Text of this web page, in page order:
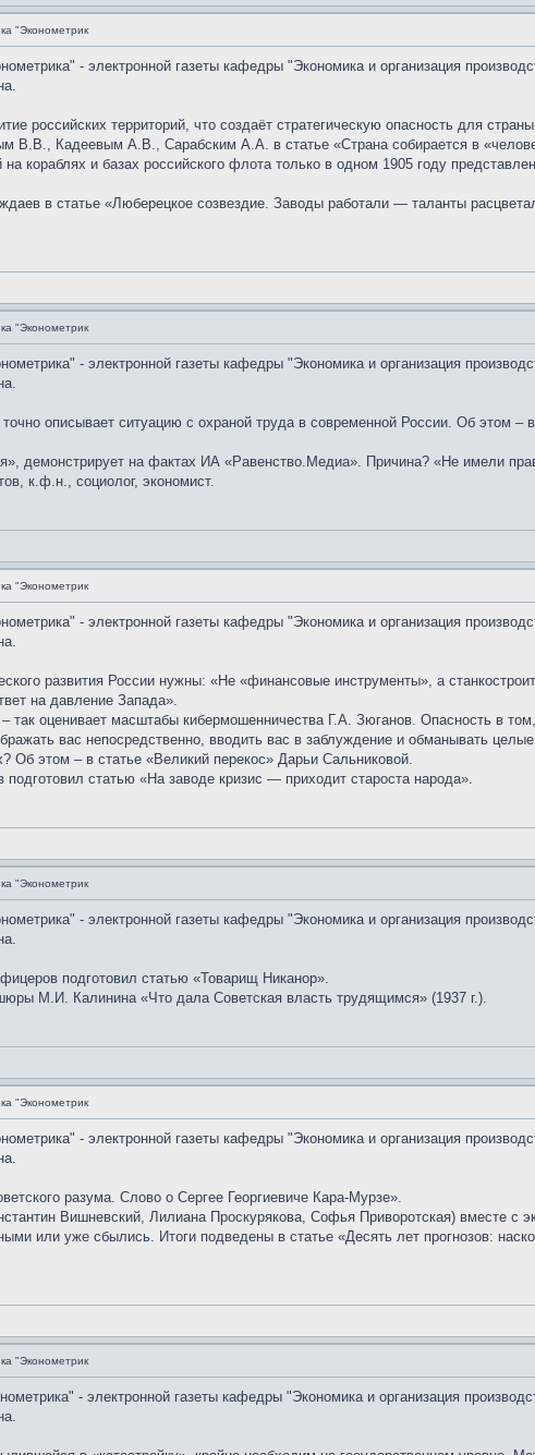
"Эконометрик
- электронной газеты кафедры "Экономика и организация
российских территорий, что создаёт стратегическую опасность для
Кадеевым А.В., Сарабским А.А. в статье «Страна собирается в
кораблях и базах российского флота только в одном 1905 году
в статье «Люберецкое созвездие. Заводы работали — таланты
"Эконометрик
- электронной газеты кафедры "Экономика и организация
описывает ситуацию с охраной труда в современной России. Об этом –
демонстрирует на фактах ИА «Равенство.Медиа». Причина? «Не имели
к.ф.н., социолог, экономист.
"Эконометрик
- электронной газеты кафедры "Экономика и организация
развития России нужны: «Не «финансовые инструменты», а
на давление Запада».
оценивает масштабы кибермошенничества Г.А. Зюганов. Опасность в
вас непосредственно, вводить вас в заблуждение и обманывать
Об этом – в статье «Великий перекос» Дарьи Сальниковой.
статью «На заводе кризис — приходит староста народа».
"Эконометрик
- электронной газеты кафедры "Экономика и организация
подготовил статью «Товарищ Никанор».
М.И. Калинина «Что дала Советская власть трудящимся» (1937 г.).
"Эконометрик
- электронной газеты кафедры "Экономика и организация
разума. Слово о Сергее Георгиевиче Кара-Мурзе».
Вишневский, Лилиана Проскурякова, Софья Приворотская) вместе с
или уже сбылись. Итоги подведены в статье «Десять лет прогнозов:
"Эконометрик
- электронной газеты кафедры "Экономика и организация